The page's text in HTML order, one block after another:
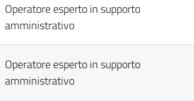
Operatore esperto in supporto
amministrativo
Operatore esperto in supporto
amministrativo